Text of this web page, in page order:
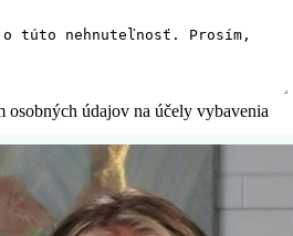
osobných údajov na účely vybavenia